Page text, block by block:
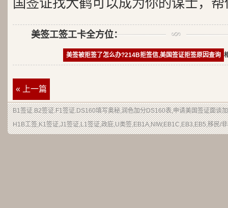
国签证找大鹤可以成为你的谋士，
美签工签工卡全方位：
美签被拒签了怎么办?214B拒签信,美国签证拒签原因查询
« 上一篇
B1签证.B2签证.F1签证.DS160填写奥秘,润色加分DS160表,申请美国签证面谈
H1B工签,K1签证,J1签证,L1签证,政庇,U类签,EB1A,NIW,EB1C,EB3,EB5,移民/